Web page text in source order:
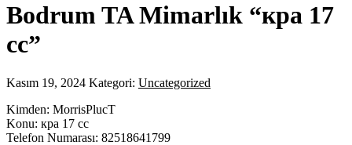
Bodrum TA Mimarlık “кра 17
сс”
Kasım 19, 2024 Kategori: Uncategorized
Kimden: MorrisPlucT
Konu: кра 17 сс
Telefon Numarası: 82518641799